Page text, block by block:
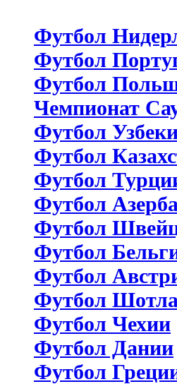
Футбол
Футбол
Футбол
Чемпионат
Футбол
Футбол
Футбол
Футбол
Футбол
Футбол
Футбол
Футбол
Футбол Чехии
Футбол Дании
Футбол